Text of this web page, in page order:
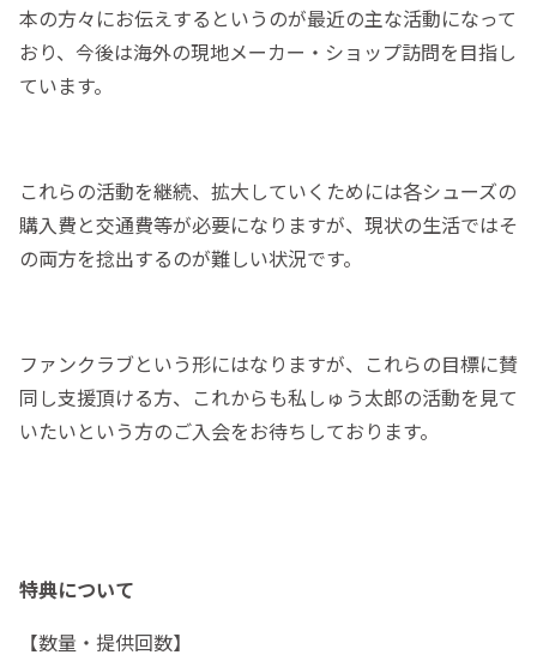
本の方々にお伝えするというのが最近の主な活動になって
おり、今後は海外の現地メーカー・ショップ訪問を目指し
ています。
これらの活動を継続、拡大していくためには各シューズの
購入費と交通費等が必要になりますが、現状の生活ではそ
の両方を捻出するのが難しい状況です。
ファンクラブという形にはなりますが、これらの目標に賛
同し支援頂ける方、これからも私しゅう太郎の活動を見て
いたいという方のご入会をお待ちしております。
特典について
【数量・提供回数】